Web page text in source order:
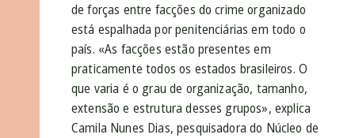
de forças entre facções do crime organizado
está espalhada por penitenciárias em todo o
país. «As facções estão presentes em
praticamente todos os estados brasileiros. O
que varia é o grau de organização, tamanho,
extensão e estrutura desses grupos», explica
Camila Nunes Dias, pesquisadora do Núcleo de